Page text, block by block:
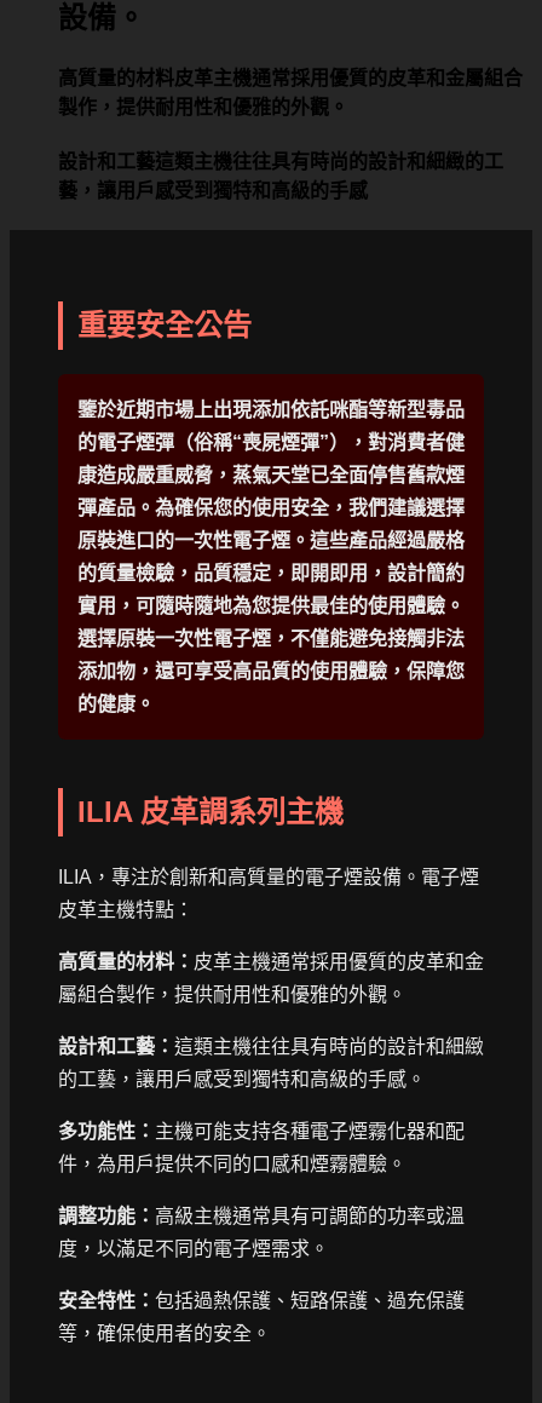
設備。
高質量的材料皮革主機通常採用優質的皮革和金屬組合
製作，提供耐用性和優雅的外觀。
設計和工藝這類主機往往具有時尚的設計和細緻的工
藝，讓用戶感受到獨特和高級的手感
重要安全公告
鑒於近期市場上出現添加依託咪酯等新型毒品
的電子煙彈（俗稱“喪屍煙彈”），對消費者健
康造成嚴重威脅，蒸氣天堂已全面停售舊款煙
彈產品。為確保您的使用安全，我們建議選擇
原裝進口的一次性電子煙。這些產品經過嚴格
的質量檢驗，品質穩定，即開即用，設計簡約
實用，可隨時隨地為您提供最佳的使用體驗。
選擇原裝一次性電子煙，不僅能避免接觸非法
添加物，還可享受高品質的使用體驗，保障您
的健康。
ILIA 皮革調系列主機
ILIA，專注於創新和高質量的電子煙設備。電子煙
皮革主機特點：
高質量的材料： 皮革主機通常採用優質的皮革和金
屬組合製作，提供耐用性和優雅的外觀。
設計和工藝： 這類主機往往具有時尚的設計和細緻
的工藝，讓用戶感受到獨特和高級的手感。
多功能性： 主機可能支持各種電子煙霧化器和配
件，為用戶提供不同的口感和煙霧體驗。
調整功能： 高級主機通常具有可調節的功率或溫
度，以滿足不同的電子煙需求。
安全特性： 包括過熱保護、短路保護、過充保護
等，確保使用者的安全。